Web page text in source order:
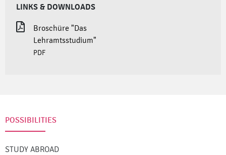
LINKS & DOWNLOADS
Broschüre "Das
Lehramtsstudium"
PDF
POSSIBILITIES
STUDY ABROAD